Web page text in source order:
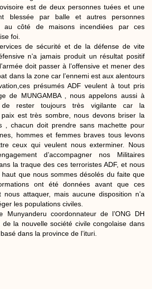
est de deux personnes tuées et une
blessée par balle et autres personnes
au côté de maisons incendiées par ces
foi.
de sécurité et de la défense de vite
n’a jamais produit un résultat positif
doit passer à l’offensive et mener des
dans la zone car l’ennemi est aux alentours
présumés ADF veulent à tout pris
de MUNGAMBA , nous appelons aussi à
de rester toujours très vigilante car la
est très sombre, nous devons briser la
, chacun doit prendre sans machette pour
hommes et femmes braves tous levons
ceux qui veulent nous exterminer. Nous
d’accompagner nos Militaires
la traque des ces terroristes ADF, et nous
que nous sommes désolés du faite que
ont été données avant que ces
nous attaquer, mais aucune disposition n’a
les populations civiles.
Munyanderu coordonnateur de l’ONG DH
de la nouvelle société civile congolaise dans
dans la province de l’ituri.